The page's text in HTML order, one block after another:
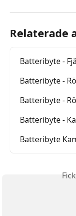
Relaterade
Batteribyte -
Batteribyte -
Batteribyte -
Batteribyte -
Batteribyte